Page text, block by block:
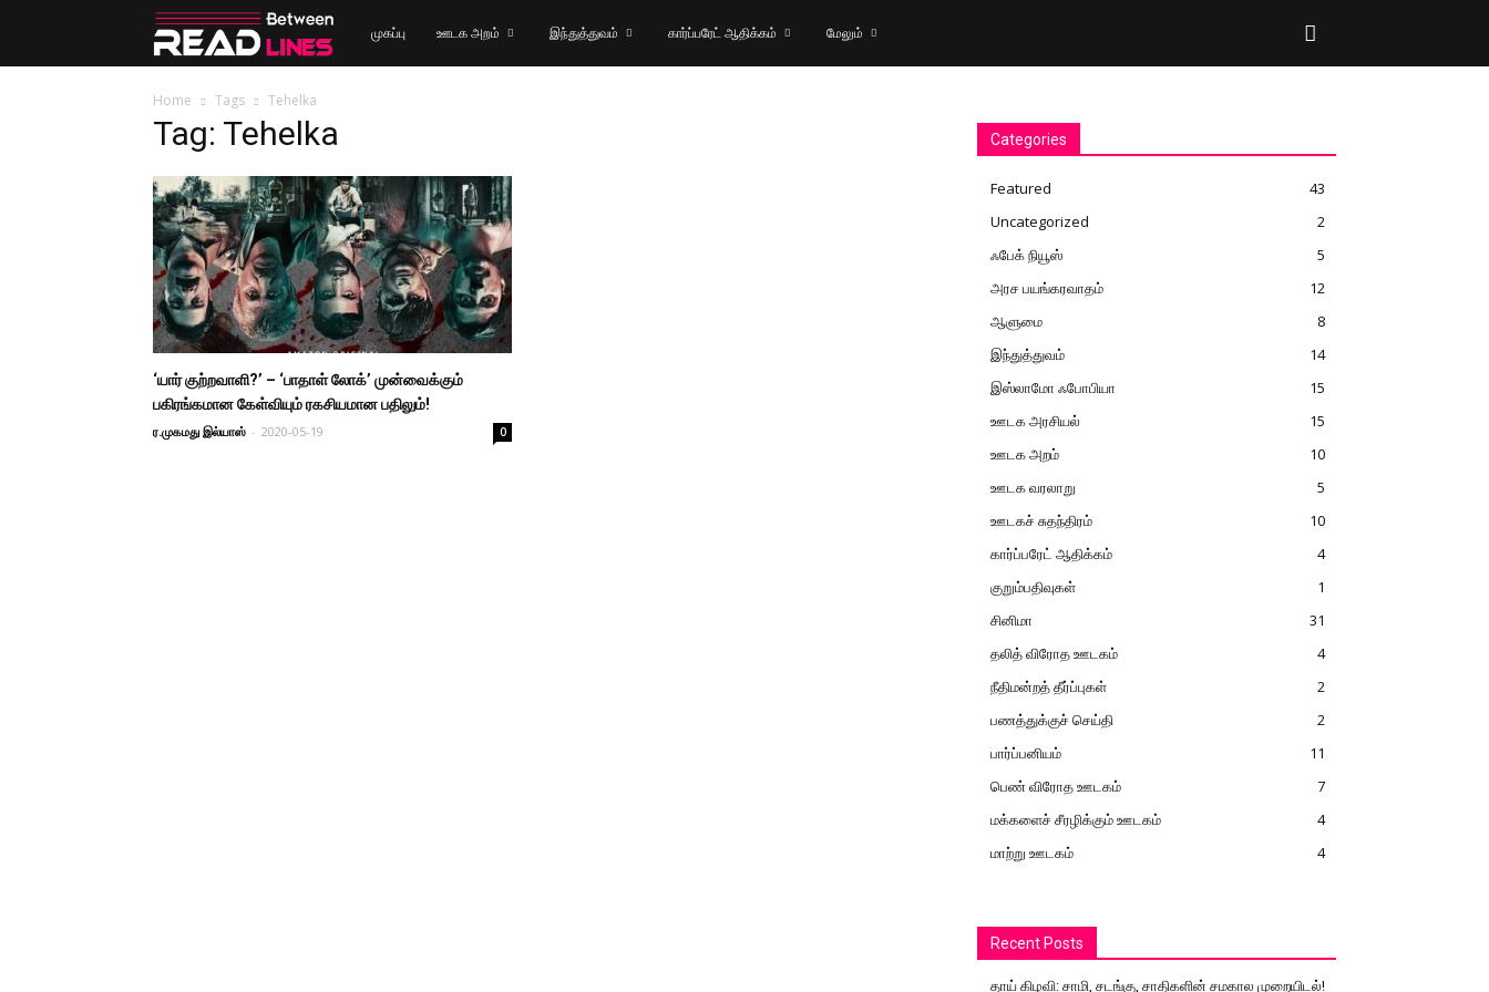
Read
முகப்பு ஊடக அறம் இந்துத்துவம் கார்ப்பரேட் ஆதிக்கம் மேலும்
Home Tags Tehelka
Tag: Tehelka
‘யார் குற்றவாளி?’ – ‘பாதாள் லோக்’ முன்வைக்கும்
பகிரங்கமான கேள்வியும் ரகசியமான பதிலும்!
ர.முகமது இல்யாஸ் - 2020-05-19 0
Categories
Featured
43
Uncategorized
2
ஃபேக் நியூஸ்
5
அரச பயங்கரவாதம்
12
ஆளுமை
8
இந்துத்துவம்
14
இஸ்லாமோ ஃபோபியா
15
ஊடக அரசியல்
15
ஊடக அறம்
10
ஊடக வரலாறு
5
ஊடகச் சுதந்திரம்
10
கார்ப்பரேட் ஆதிக்கம்
4
குறும்பதிவுகள்
1
சினிமா
31
தலித் விரோத ஊடகம்
4
நீதிமன்றத் தீர்ப்புகள்
2
பணத்துக்குச் செய்தி
2
பார்ப்பனியம்
11
பெண் விரோத ஊடகம்
7
மக்களைச் சீரழிக்கும் ஊடகம்
4
மாற்று ஊடகம்
4
Recent Posts
தாய் கிழவி: சாமி, சடங்கு, சாதிகளின் சமகால முறையிடல்!